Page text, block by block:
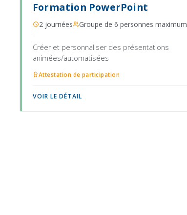
Formation PowerPoint
2 journées Groupe de 6 personnes maximum
Créer et personnaliser des présentations
animées/automatisées
Attestation de participation
VOIR LE DÉTAIL